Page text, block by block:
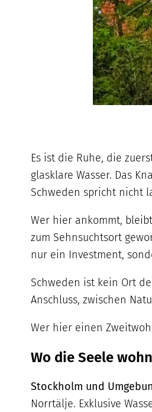
Es ist die Ruhe, die
glasklare Wasser. Das
Schweden spricht nicht
Wer hier ankommt,
zum Sehnsuchtsort
nur ein Investment,
Schweden ist kein Ort
Anschluss, zwischen
Wer hier einen
Wo die Seele
Stockholm und
Norrtälje. Exklusive